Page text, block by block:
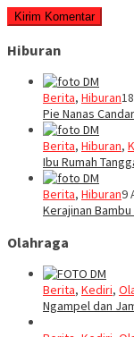
Hiburan
Berita, Hiburan
Pie Nanas
Berita, Hiburan,
Ibu Rumah
Berita, Hiburan9
Kerajinan
Olahraga
Berita, Kediri,
Ngampel dan